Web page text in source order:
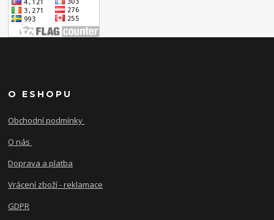
O ESHOPU
Obchodní podmínky
O nás
Doprava a platba
Vrácení zboží - reklamace
GDPR